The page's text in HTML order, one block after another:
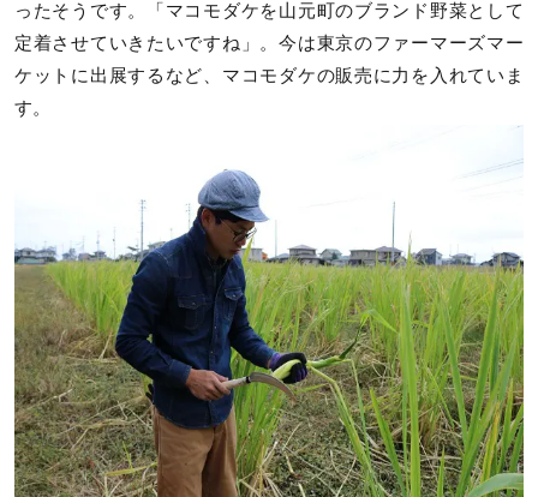
ったそうです。「マコモダケを山元町のブランド野菜として
定着させていきたいですね」。今は東京のファーマーズマー
ケットに出展するなど、マコモダケの販売に力を入れていま
す。